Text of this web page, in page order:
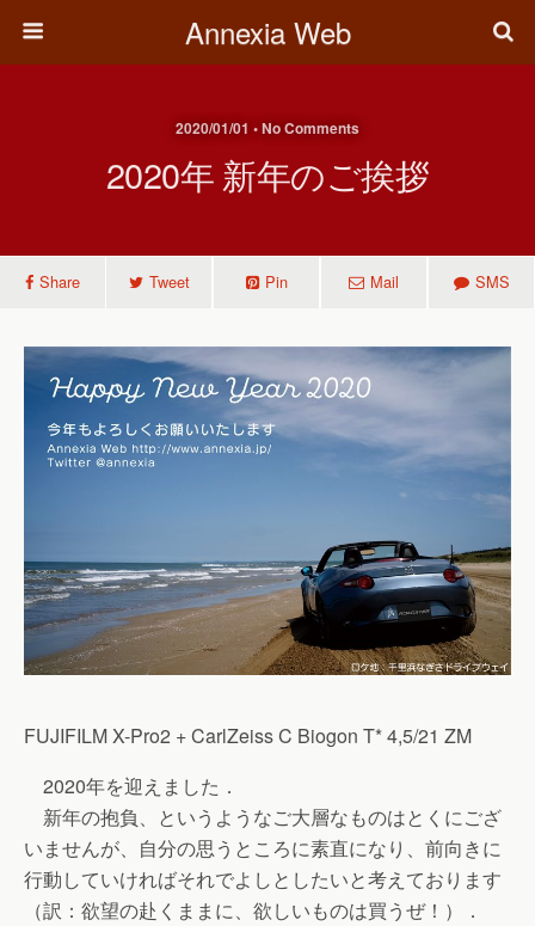
Annexia Web
2020/01/01 • No Comments
2020年 新年のご挨拶
Share Tweet Pin Mail SMS
FUJIFILM X-Pro2 + CarlZeiss C Biogon T* 4,5/21 ZM
2020年を迎えました．
新年の抱負、というようなご大層なものはとくにござ
いませんが、自分の思うところに素直になり、前向きに
行動していければそれでよしとしたいと考えております
（訳：欲望の赴くままに、欲しいものは買うぜ！）．